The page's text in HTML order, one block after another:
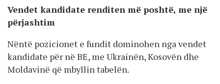
Vendet kandidate renditen më poshtë, me një
përjashtim
Nëntë pozicionet e fundit dominohen nga vendet
kandidate për në BE, me Ukrainën, Kosovën dhe
Moldavinë që mbyllin tabelën.